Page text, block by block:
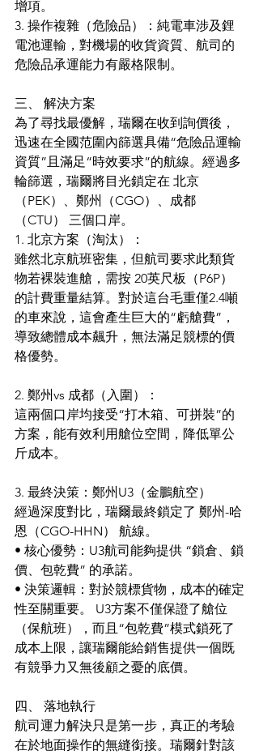
增項。
3. 操作複雜（危險品）：純電車涉及鋰
電池運輸，對機場的收貨資質、航司的
危險品承運能力有嚴格限制。
三、 解決方案
為了尋找最優解，瑞爾在收到詢價後，
迅速在全國范圍內篩選具備“危險品運輸
資質”且滿足“時效要求”的航線。經過多
輪篩選，瑞爾將目光鎖定在 北京
（PEK）、鄭州（CGO）、成都
（CTU） 三個口岸。
1. 北京方案（淘汰）：
雖然北京航班密集，但航司要求此類貨
物若裸裝進艙，需按 20英尺板（P6P）
的計費重量結算。對於這台毛重僅2.4噸
的車來說，這會產生巨大的“虧艙費”，
導致總體成本飆升，無法滿足競標的價
格優勢。
2. 鄭州vs 成都（入圍）：
這兩個口岸均接受“打木箱、可拼裝”的
方案，能有效利用艙位空間，降低單公
斤成本。
3. 最終決策：鄭州U3（金鵬航空）
經過深度對比，瑞爾最終鎖定了 鄭州-哈
恩（CGO-HHN） 航線。
• 核心優勢：U3航司能夠提供 “鎖倉、鎖
價、包乾費” 的承諾。
• 決策邏輯：對於競標貨物，成本的確定
性至關重要。 U3方案不僅保證了艙位
（保航班），而且“包乾費”模式鎖死了
成本上限，讓瑞爾能給銷售提供一個既
有競爭力又無後顧之憂的底價。
四、 落地執行
航司運力解決只是第一步，真正的考驗
在於地面操作的無縫銜接。瑞爾針對該